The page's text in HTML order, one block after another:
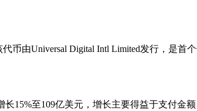
币由Universal Digital Intl Limited发行，是
15%至109亿美元，增长主要得益于支付